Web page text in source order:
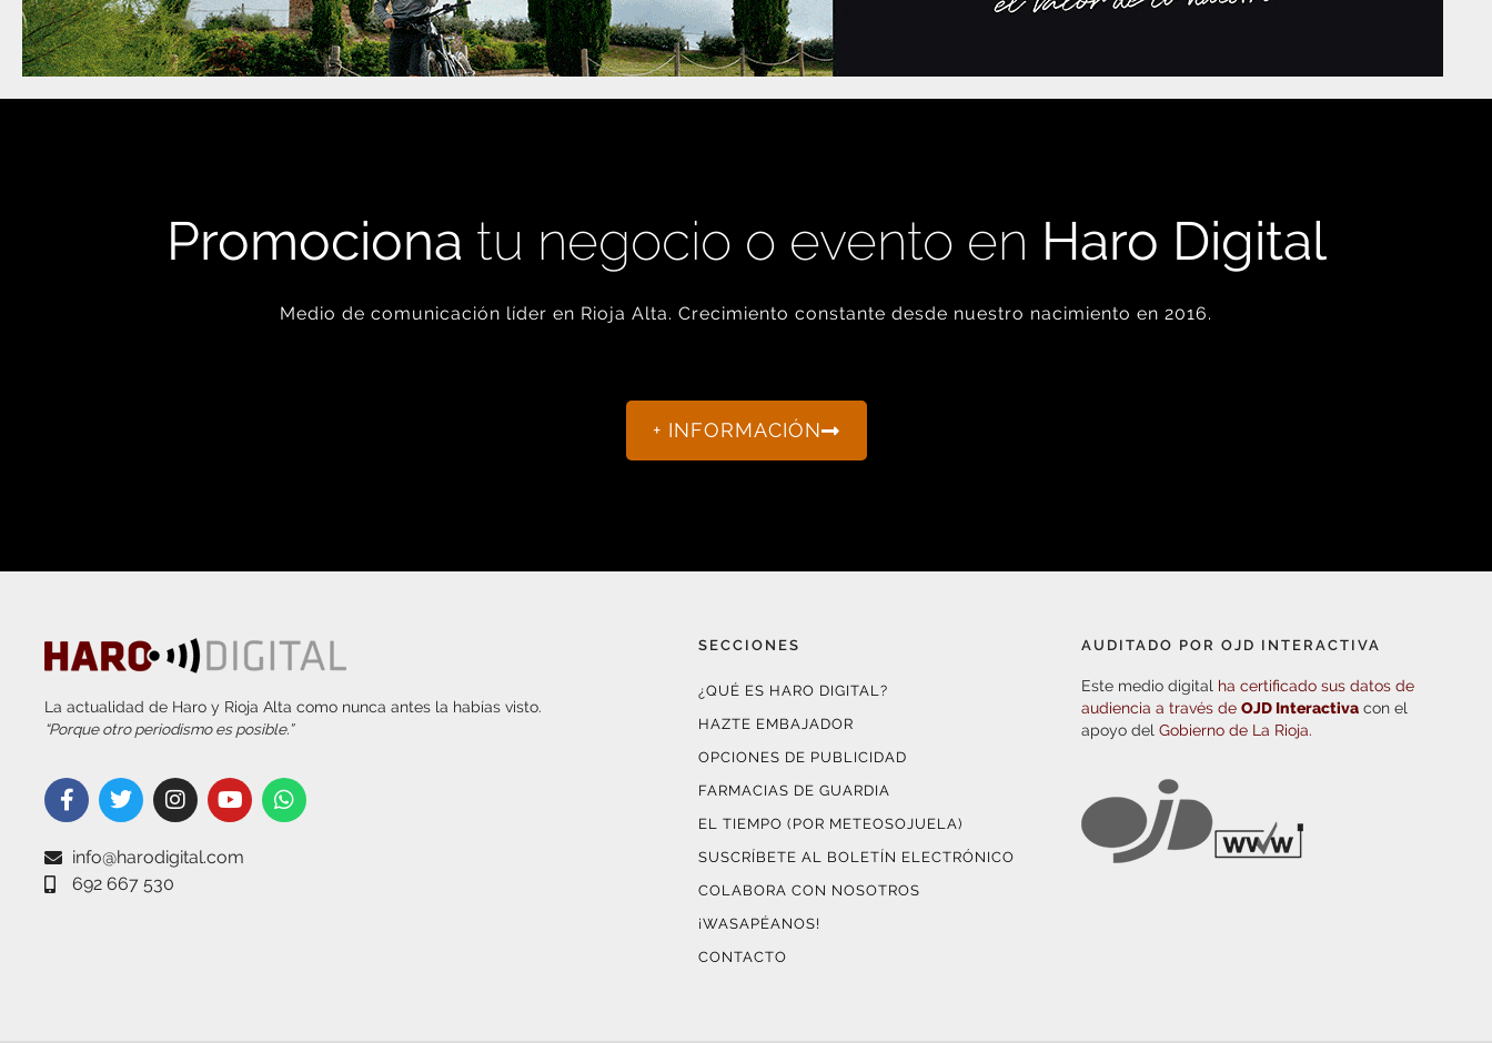
Promociona tu negocio o evento en Haro Digital
Medio de comunicación líder en Rioja Alta. Crecimiento constante desde nuestro nacimiento en 2016.
+ INFORMACIÓN
La actualidad de Haro y Rioja Alta como nunca antes la habías visto.
“Porque otro periodismo es posible.”
info@harodigital.com
692 667 530
SECCIONES
¿QUÉ ES HARO DIGITAL?
HAZTE EMBAJADOR
OPCIONES DE PUBLICIDAD
FARMACIAS DE GUARDIA
EL TIEMPO (POR METEOSOJUELA)
SUSCRÍBETE AL BOLETÍN ELECTRÓNICO
COLABORA CON NOSOTROS
¡WASAPÉANOS!
CONTACTO
AUDITADO POR OJD INTERACTIVA
Este medio digital ha certificado sus datos de
audiencia a través deOJD Interactiva con el
apoyo delGobierno de La Rioja.